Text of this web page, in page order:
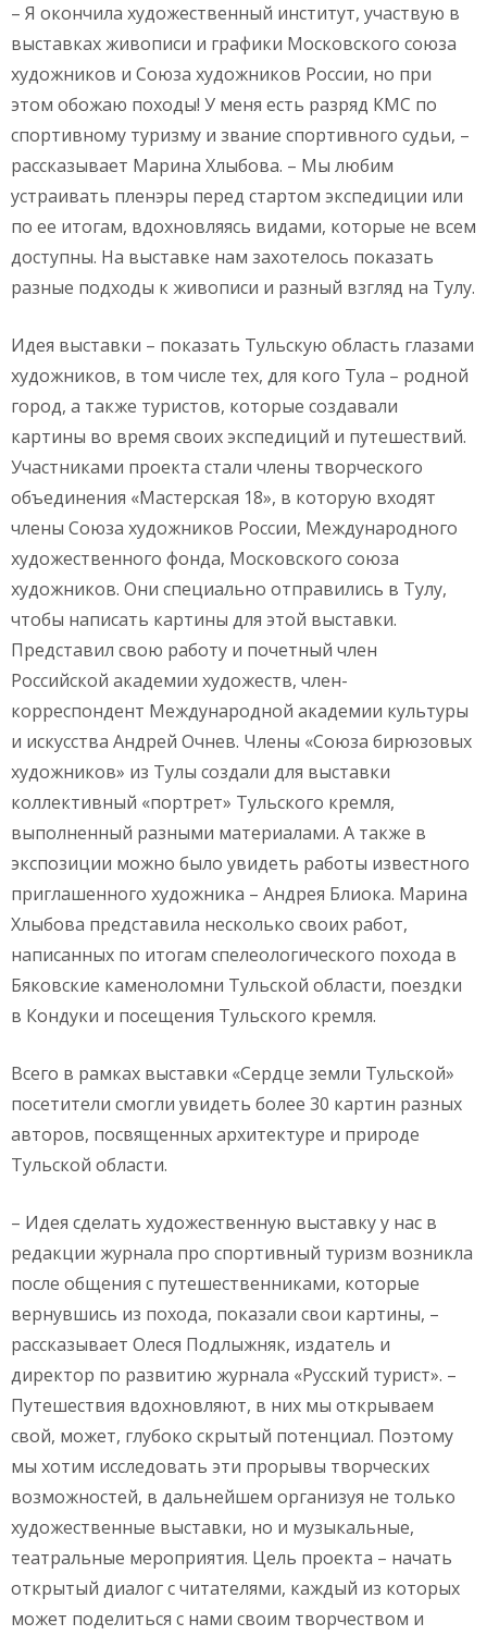
– Я окончила художественный институт, участвую в
выставках живописи и графики Московского союза
художников и Союза художников России, но при
этом обожаю походы! У меня есть разряд КМС по
спортивному туризму и звание спортивного судьи, –
рассказывает Марина Хлыбова. – Мы любим
устраивать пленэры перед стартом экспедиции или
по ее итогам, вдохновляясь видами, которые не всем
доступны. На выставке нам захотелось показать
разные подходы к живописи и разный взгляд на Тулу.
Идея выставки – показать Тульскую область глазами
художников, в том числе тех, для кого Тула – родной
город, а также туристов, которые создавали
картины во время своих экспедиций и путешествий.
Участниками проекта стали члены творческого
объединения «Мастерская 18», в которую входят
члены Союза художников России, Международного
художественного фонда, Московского союза
художников. Они специально отправились в Тулу,
чтобы написать картины для этой выставки.
Представил свою работу и почетный член
Российской академии художеств, член-
корреспондент Международной академии культуры
и искусства Андрей Очнев. Члены «Союза бирюзовых
художников» из Тулы создали для выставки
коллективный «портрет» Тульского кремля,
выполненный разными материалами. А также в
экспозиции можно было увидеть работы известного
приглашенного художника – Андрея Блиока. Марина
Хлыбова представила несколько своих работ,
написанных по итогам спелеологического похода в
Бяковские каменоломни Тульской области, поездки
в Кондуки и посещения Тульского кремля.
Всего в рамках выставки «Сердце земли Тульской»
посетители смогли увидеть более 30 картин разных
авторов, посвященных архитектуре и природе
Тульской области.
– Идея сделать художественную выставку у нас в
редакции журнала про спортивный туризм возникла
после общения с путешественниками, которые
вернувшись из похода, показали свои картины, –
рассказывает Олеся Подлыжняк, издатель и
директор по развитию журнала «Русский турист». –
Путешествия вдохновляют, в них мы открываем
свой, может, глубоко скрытый потенциал. Поэтому
мы хотим исследовать эти прорывы творческих
возможностей, в дальнейшем организуя не только
художественные выставки, но и музыкальные,
театральные мероприятия. Цель проекта – начать
открытый диалог с читателями, каждый из которых
может поделиться с нами своим творчеством и